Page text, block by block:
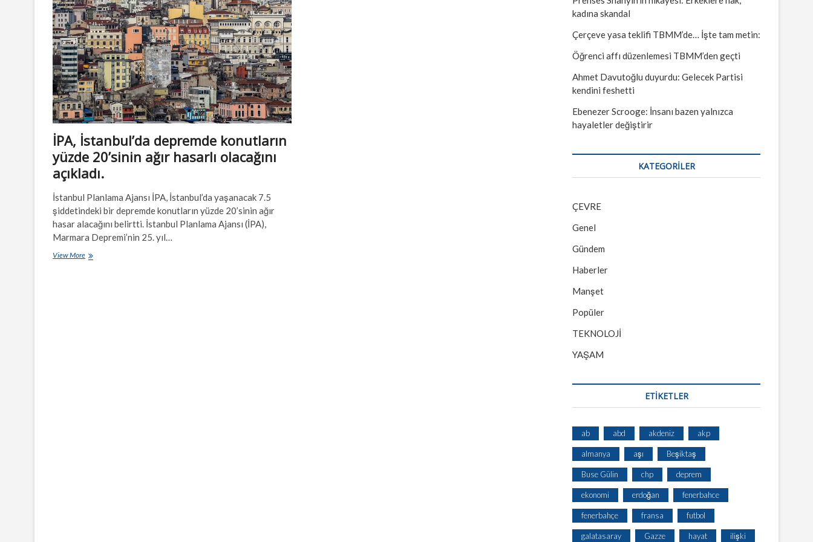
İPA, İstanbul’da depremde konutların
yüzde 20’sinin ağır hasarlı olacağını
açıkladı.
İstanbul Planlama Ajansı İPA, İstanbul’da yaşanacak 7.5
şiddetindeki bir depremde konutların yüzde 20’sinin ağır
hasar alacağını belirtti. İstanbul Planlama Ajansı (İPA),
Marmara Depremi’nin 25. yıl…
View MoreİPA,
kadına skandal
Çerçeve yasa teklifi TBMM’de… İşte tam metin:
Öğrenci affı düzenlemesi TBMM’den geçti
Ahmet Davutoğlu duyurdu: Gelecek Partisi
kendini feshetti
Ebenezer Scrooge: İnsanı bazen yalnızca
hayaletler değiştirir
KATEGORILER
ÇEVRE
Genel
Gündem
Haberler
Manşet
Popüler
TEKNOLOJİ
YAŞAM
ETİKETLER
ab abd akdeniz akp
almanya aşı Beşiktaş
Buse Gülin chp deprem
ekonomi erdoğan fenerbahce
fenerbahçe fransa futbol
galatasaray Gazze hayat ilişki